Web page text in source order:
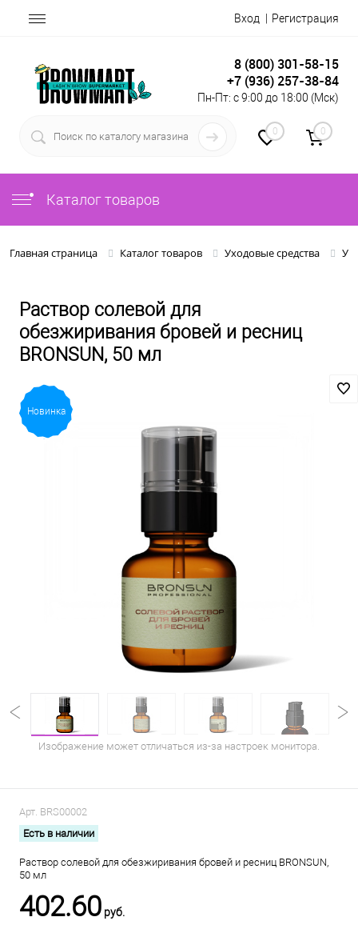
Вход Регистрация
8 (800) 301-58-15
+7 (936) 257-38-84
Пн-Пт: с 9:00 до 18:00 (Мск)
0 0
Каталог товаров
Главная страница Каталог товаров Уходовые средства
Раствор солевой для
обезжиривания бровей и ресниц
BRONSUN, 50 мл
Новинка
Изображение может отличаться из-за настроек монитора.
Арт. BRS00002
Есть в наличии
Раствор солевой для обезжиривания бровей и ресниц BRONSUN,
50 мл
402.60 руб.